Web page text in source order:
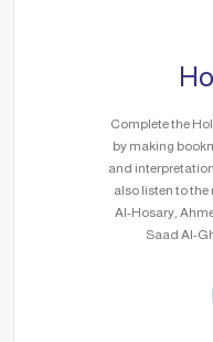
Complete the
by making
and
also listen to
Al-Hosary,
Saad Al-